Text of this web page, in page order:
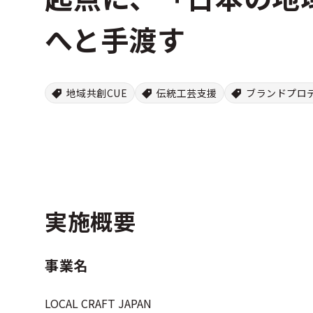
へと手渡す
地域共創CUE 伝統工芸支援 ブランドプロ
実施概要
事業名
LOCAL CRAFT JAPAN